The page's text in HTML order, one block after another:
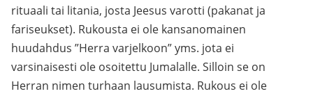
rituaali tai litania, josta Jeesus varotti (pakanat ja
fariseukset). Rukousta ei ole kansanomainen
huudahdus ”Herra varjelkoon” yms. jota ei
varsinaisesti ole osoitettu Jumalalle. Silloin se on
Herran nimen turhaan lausumista. Rukous ei ole